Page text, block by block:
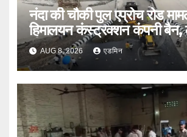
नंदा की चौकी पुल एप्रोच रोड
हिमालयन कंस्ट्रक्शन कंपनी बैन,
भी एक्शन
AUG 8, 2026 एडमिन